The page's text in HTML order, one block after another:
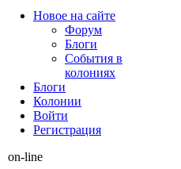
Новое на сайте
Форум
Блоги
События в
колониях
Блоги
Колонии
Войти
Peгиcтpaция
on-line